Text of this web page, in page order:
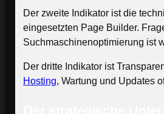
Der zweite Indikator ist die
eingesetzten Page Builder.
Suchmaschinenoptimierung ist
Der dritte Indikator ist
Hosting, Wartung und Updates